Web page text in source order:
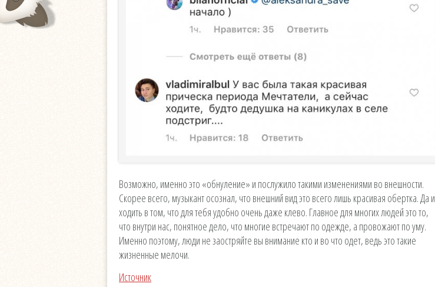
Возможно, именно это «обнуление» и послужило такими изменениями во внешности.
Скорее всего, музыкант осознал, что внешний вид это всего лишь красивая обертка. Да и
ходить в том, что для тебя удобно очень даже клево. Главное для многих людей это то,
что внутри нас, понятное дело, что многие встречают по одежде, а провожают по уму.
Именно поэтому, люди не заостряйте вы внимание кто и во что одет, ведь это такие
жизненные мелочи.
Источник